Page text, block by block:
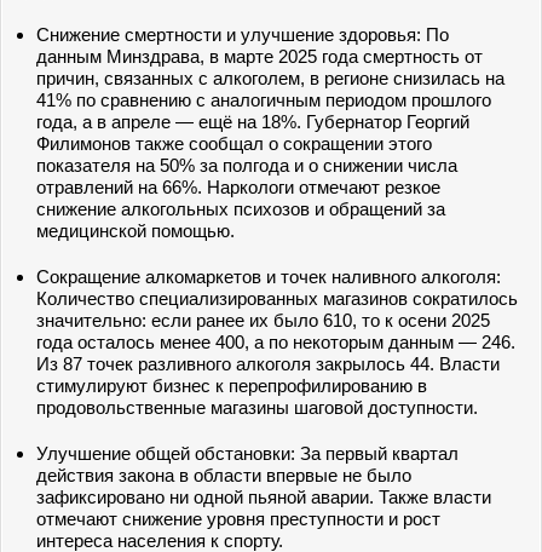
Снижение смертности и улучшение здоровья: По
данным Минздрава, в марте 2025 года смертность от
причин, связанных с алкоголем, в регионе снизилась на
41% по сравнению с аналогичным периодом прошлого
года, а в апреле — ещё на 18%. Губернатор Георгий
Филимонов также сообщал о сокращении этого
показателя на 50% за полгода и о снижении числа
отравлений на 66%. Наркологи отмечают резкое
снижение алкогольных психозов и обращений за
медицинской помощью.
Сокращение алкомаркетов и точек наливного алкоголя:
Количество специализированных магазинов сократилось
значительно: если ранее их было 610, то к осени 2025
года осталось менее 400, а по некоторым данным — 246.
Из 87 точек разливного алкоголя закрылось 44. Власти
стимулируют бизнес к перепрофилированию в
продовольственные магазины шаговой доступности.
Улучшение общей обстановки: За первый квартал
действия закона в области впервые не было
зафиксировано ни одной пьяной аварии. Также власти
отмечают снижение уровня преступности и рост
интереса населения к спорту.